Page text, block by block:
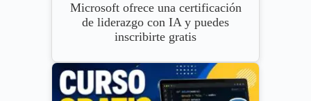
Microsoft ofrece una certificación
de liderazgo con IA y puedes
inscribirte gratis